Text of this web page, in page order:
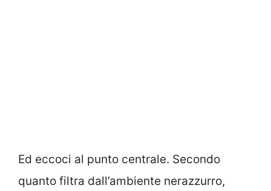
Ed eccoci al punto centrale. Secondo
quanto filtra dall’ambiente nerazzurro,